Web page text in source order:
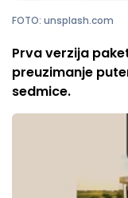
FOTO: unsplash.com
Prva verzija
preuzimanje
sedmice.